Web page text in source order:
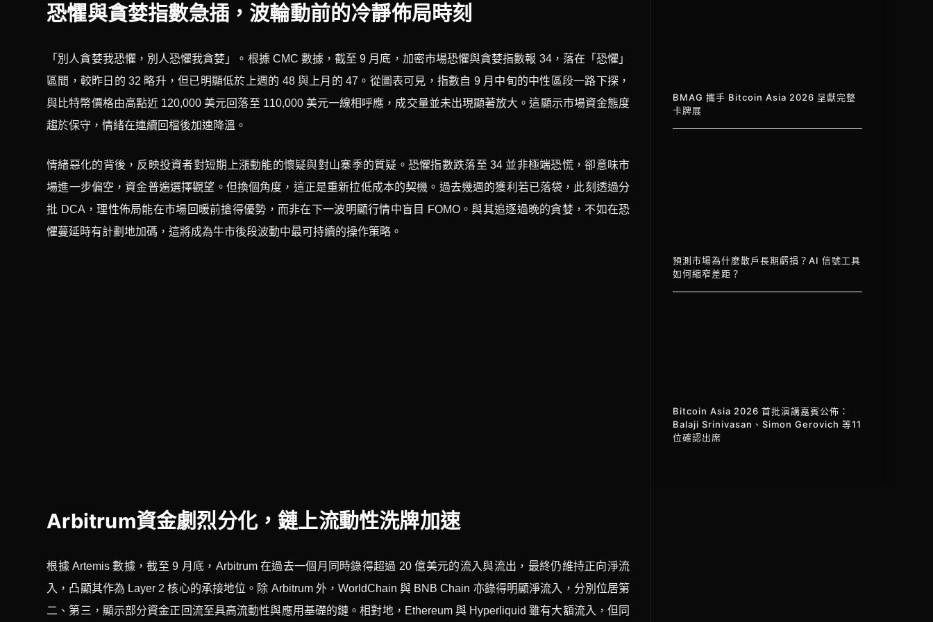
恐懼與貪婪指數急插，波輪動前的冷靜佈局時刻
「別人貪婪我恐懼，別人恐懼我貪婪」。根據 CMC 數據，截至 9 月底，加密市場恐懼與貪婪指數報 34，落在「恐懼」
區間，較昨日的 32 略升，但已明顯低於上週的 48 與上月的 47。從圖表可見，指數自 9 月中旬的中性區段一路下探，
與比特幣價格由高點近 120,000 美元回落至 110,000 美元一線相呼應，成交量並未出現顯著放大。這顯示市場資金態度
趨於保守，情緒在連續回檔後加速降溫。
情緒惡化的背後，反映投資者對短期上漲動能的懷疑與對山寨季的質疑。恐懼指數跌落至 34 並非極端恐慌，卻意味市
場進一步偏空，資金普遍選擇觀望。但換個角度，這正是重新拉低成本的契機。過去幾週的獲利若已落袋，此刻透過分
批 DCA，理性佈局能在市場回暖前搶得優勢，而非在下一波明顯行情中盲目 FOMO。與其追逐過晚的貪婪，不如在恐
懼蔓延時有計劃地加碼，這將成為牛市後段波動中最可持續的操作策略。
Arbitrum資金劇烈分化，鏈上流動性洗牌加速
根據 Artemis 數據，截至 9 月底，Arbitrum 在過去一個月同時錄得超過 20 億美元的流入與流出，最終仍維持正向淨流
入，凸顯其作為 Layer 2 核心的承接地位。除 Arbitrum 外，WorldChain 與 BNB Chain 亦錄得明顯淨流入，分別位居第
二、第三，顯示部分資金正回流至具高流動性與應用基礎的鏈。相對地，Ethereum 與 Hyperliquid 雖有大額流入，但同
BMAG 攜手 Bitcoin Asia 2026 呈獻完整
卡牌展
預測市場為什麼散戶長期虧損？AI 信號工具
如何縮窄差距？
Bitcoin Asia 2026 首批演講嘉賓公佈：
Balaji Srinivasan、Simon Gerovich 等11
位確認出席